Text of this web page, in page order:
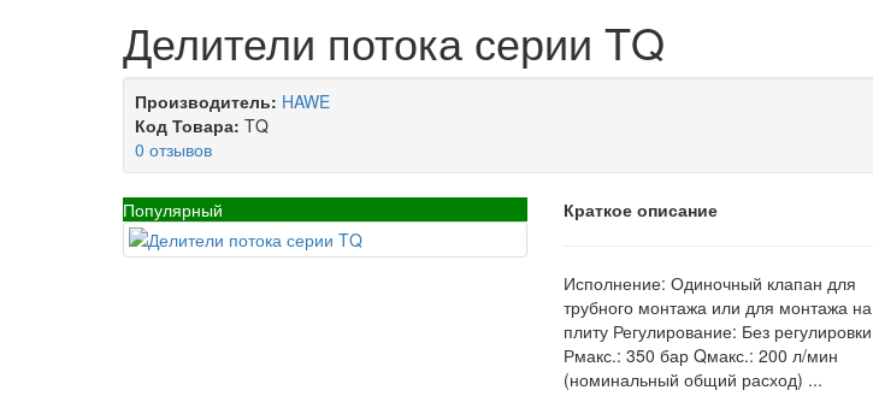
Делители потока серии TQ
Производитель: HAWE
Код Товара: TQ
0 отзывов
Популярный Краткое описание
Исполнение: Одиночный клапан для
трубного монтажа или для монтажа на
плиту Регулирование: Без регулировки
Рмакс.: 350 бар Qмакс.: 200 л/мин
(номинальный общий расход) ...